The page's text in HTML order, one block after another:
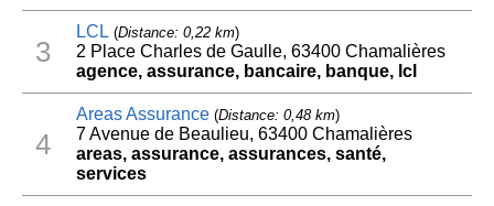
3
LCL(Distance: 0,22 km)
2 Place Charles de Gaulle, 63400 Chamalières
agence, assurance, bancaire, banque, lcl
4
Areas Assurance(Distance: 0,48 km)
7 Avenue de Beaulieu, 63400 Chamalières
areas, assurance, assurances, santé,
services